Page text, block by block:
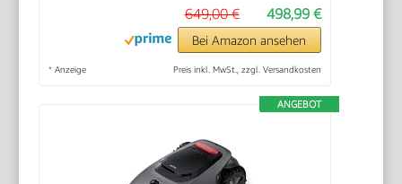
498,99 €
649,00 €
Bei Amazon ansehen
* Anzeige Preis inkl. MwSt., zzgl. Versandkosten
ANGEBOT